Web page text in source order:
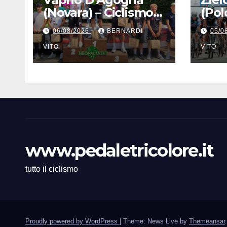
(Novara) – Ciclismo
Juniores : 4°
Memorial Pippo
Fallarini al valsusano
Graziano Paolo
Senaghese)
06/08/2026 BERNARDI
VITO
di
05/
VITO
www.pedaletricolore.it
tutto il ciclismo
Proudly powered by WordPress Theme: News Live by Themeansar.